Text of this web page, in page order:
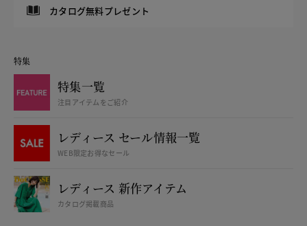
カタログ無料プレゼント
特集
特集一覧
注目アイテムをご紹介
レディース セール情報一覧
WEB限定お得なセール
レディース 新作アイテム
カタログ掲載商品